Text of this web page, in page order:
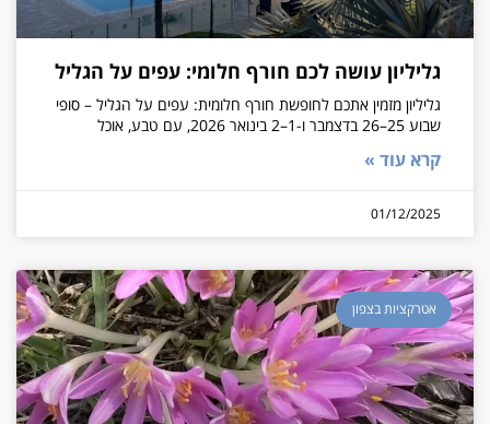
גליליון עושה לכם חורף חלומי: עפים על הגליל
גליליון מזמין אתכם לחופשת חורף חלומית: עפים על הגליל – סופי
שבוע 25–26 בדצמבר ו-1–2 בינואר 2026, עם טבע, אוכל
קרא עוד »
01/12/2025
אטרקציות בצפון